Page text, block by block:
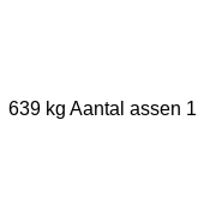
639 kg Aantal assen 1